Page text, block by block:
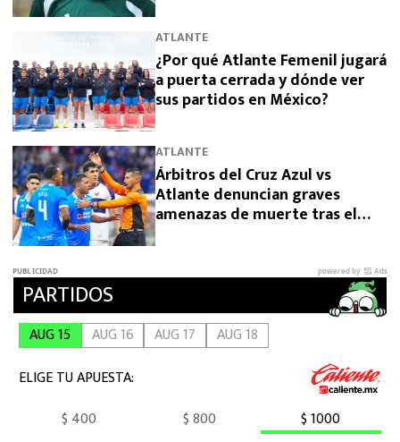
ATLANTE
¿Por qué Atlante Femenil jugará
a puerta cerrada y dónde ver
sus partidos en México?
ATLANTE
Árbitros del Cruz Azul vs
Atlante denuncian graves
amenazas de muerte tras el